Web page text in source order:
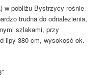
w pobliżu Bystrzycy rośnie
trudna do odnalezienia,
szlakami, przy
lipy 380 cm, wysokość ok.